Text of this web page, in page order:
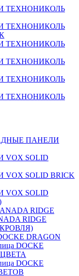
ТЕХНОНИКОЛЬ
ТЕХНОНИКОЛЬ
ТЕХНОНИКОЛЬ
ТЕХНОНИКОЛЬ
ТЕХНОНИКОЛЬ
ТЕХНОНИКОЛЬ
ПАНЕЛИ
SOLID
SOLID BRICK
SOLID
RIDGE
DRAGON
DOCKE
DOCKE